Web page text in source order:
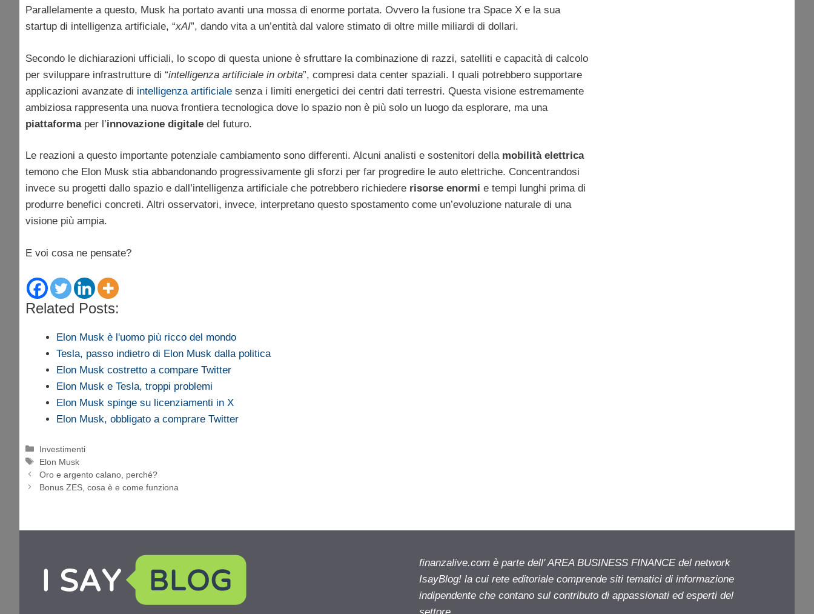
Parallelamente a questo, Musk ha portato avanti una mossa di enorme portata. Ovvero la fusione tra Space X e la sua
startup di intelligenza artificiale, “xAI”, dando vita a un’entità dal valore stimato di oltre mille miliardi di dollari.
Secondo le dichiarazioni ufficiali, lo scopo di questa unione è sfruttare la combinazione di razzi, satelliti e capacità di calcolo
per sviluppare infrastrutture di “intelligenza artificiale in orbita”, compresi data center spaziali. I quali potrebbero supportare
applicazioni avanzate di intelligenza artificiale senza i limiti energetici dei centri dati terrestri. Questa visione estremamente
ambiziosa rappresenta una nuova frontiera tecnologica dove lo spazio non è più solo un luogo da esplorare, ma una
piattaformaper l’innovazione digitale del futuro.
Le reazioni a questo importante potenziale cambiamento sono differenti. Alcuni analisti e sostenitori della mobilità elettrica
temono che Elon Musk stia abbandonando progressivamente gli sforzi per far progredire le auto elettriche. Concentrandosi
invece su progetti dallo spazio e dall’intelligenza artificiale che potrebbero richiedere risorse enormi e tempi lunghi prima di
produrre benefici concreti. Altri osservatori, invece, interpretano questo spostamento come un’evoluzione naturale di una
visione più ampia.
E voi cosa ne pensate?
Related Posts:
Elon Musk è l'uomo più ricco del mondo
Tesla, passo indietro di Elon Musk dalla politica
Elon Musk costretto a compare Twitter
Elon Musk e Tesla, troppi problemi
Elon Musk spinge su licenziamenti in X
Elon Musk, obbligato a comprare Twitter
Categorie
Investimenti
Tag
Elon Musk
Oro e argento calano, perché?
Bonus ZES, cosa è e come funziona
finanzalive.com è parte dell' AREA BUSINESS FINANCE del network
IsayBlog! la cui rete editoriale comprende siti tematici di informazione
indipendente che contano sul contributo di appassionati ed esperti del
settore.